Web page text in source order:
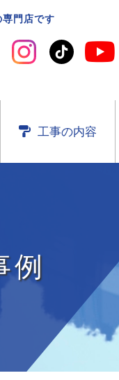
専門店です
工事の内容
例